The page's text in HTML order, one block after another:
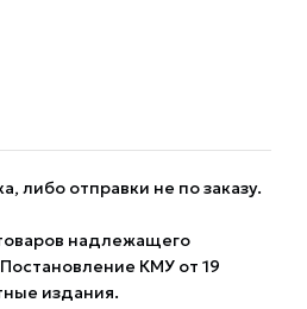
либо отправки не по заказу.
надлежащего
КМУ от 19
издания.